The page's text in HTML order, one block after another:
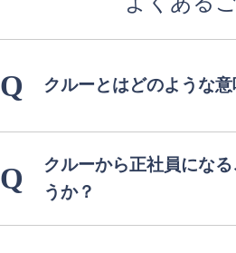
Q クルーとはどのような意
Q
クルーから正社員にな
うか？